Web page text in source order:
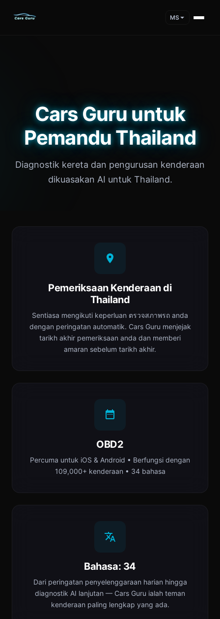
MS
Cars Guru untuk
Pemandu Thailand
Diagnostik kereta dan pengurusan kenderaan
dikuasakan AI untuk Thailand.
Pemeriksaan Kenderaan di
Thailand
Sentiasa mengikuti keperluan ตรวจสภาพรถ anda
dengan peringatan automatik. Cars Guru menjejak
tarikh akhir pemeriksaan anda dan memberi
amaran sebelum tarikh akhir.
OBD2
Percuma untuk iOS & Android • Berfungsi dengan
109,000+ kenderaan • 34 bahasa
Bahasa: 34
Dari peringatan penyelenggaraan harian hingga
diagnostik AI lanjutan — Cars Guru ialah teman
kenderaan paling lengkap yang ada.